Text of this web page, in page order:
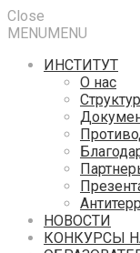
Close
MENUMENU
ИНСТИТУТ
О нас
НОВОСТИ
КОНКУРСЫ